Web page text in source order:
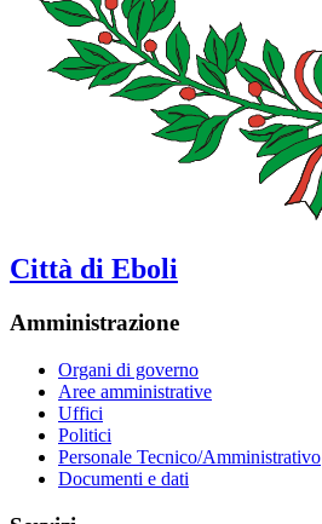
Città di Eboli
Amministrazione
Organi di governo
Aree amministrative
Uffici
Politici
Personale Tecnico/Amministrativo
Documenti e dati